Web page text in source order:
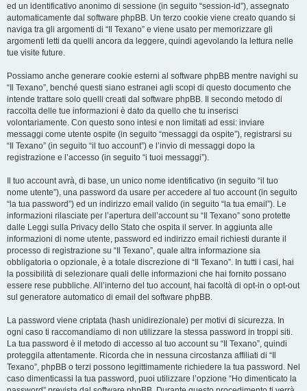
ed un identificativo anonimo di sessione (in seguito “session-id”), assegnato
automaticamente dal software phpBB. Un terzo cookie viene creato quando si
naviga tra gli argomenti di “Il Texano” e viene usato per memorizzare gli
argomenti letti da quelli ancora da leggere, quindi agevolando la lettura nelle
tue visite future.
Possiamo anche generare cookie esterni al software phpBB mentre navighi su
“Il Texano”, benché questi siano estranei agli scopi di questo documento che
intende trattare solo quelli creati dal software phpBB. Il secondo metodo di
raccolta delle tue informazioni è dato da quello che tu inserisci
volontariamente. Con questo sono intesi e non limitati ad essi: inviare
messaggi come utente ospite (in seguito “messaggi da ospite”), registrarsi su
“Il Texano” (in seguito “il tuo account”) e l’invio di messaggi dopo la
registrazione e l’accesso (in seguito “i tuoi messaggi”).
Il tuo account avrà, di base, un unico nome identificativo (in seguito “il tuo
nome utente”), una password da usare per accedere al tuo account (in seguito
“la tua password”) ed un indirizzo email valido (in seguito “la tua email”). Le
informazioni rilasciate per l’apertura dell’account su “Il Texano” sono protette
dalle Leggi sulla Privacy dello Stato che ospita il server. In aggiunta alle
informazioni di nome utente, password ed indirizzo email richiesti durante il
processo di registrazione su “Il Texano”, quale altra informazione sia
obbligatoria o opzionale, è a totale discrezione di “Il Texano”. In tutti i casi, hai
la possibilità di selezionare quali delle informazioni che hai fornito possano
essere rese pubbliche. All’interno del tuo account, hai facoltà di opt-in o opt-out
sul generatore automatico di email del software phpBB.
La password viene criptata (hash unidirezionale) per motivi di sicurezza. In
ogni caso ti raccomandiamo di non utilizzare la stessa password in troppi siti.
La tua password è il metodo di accesso al tuo account su “Il Texano”, quindi
proteggila attentamente. Ricorda che in nessuna circostanza affiliati di “Il
Texano”, phpBB o terzi possono legittimamente richiedere la tua password. Nel
caso dimenticassi la tua password, puoi utilizzare l’opzione “Ho dimenticato la